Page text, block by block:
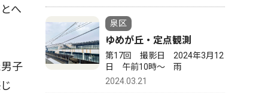
へ
子
泉区
ゆめが丘・定点観測
第17回 撮影日 2024年3月12
日 午前10時〜 雨
2024.03.21